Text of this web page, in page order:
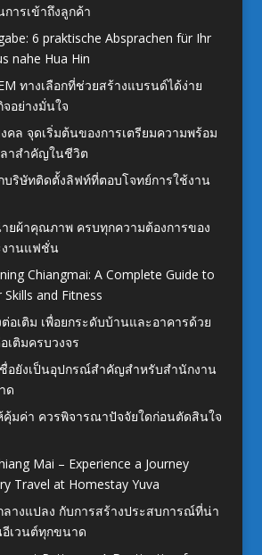
การเข้าถึงลูกค้า
6 praktische Absprachen für Ihr
nahe Hua Hin
ทางเลือกที่ช่วยสร้างแบรนด์ได้ง่าย
อย่างมั่นใจ
คล จุดเริ่มต้นของการเตรียมความพร้อม
ลาสำคัญในชีวิต
บริษัทติดตั้งลิฟท์ที่ตอบโจทย์การใช้งาน
ยผ้าคุณภาพ ครบทุกความต้องการของ
งานแฟชั่น
Chiangmai: A Complete Guide to
and Fitness
อเติม เพื่อยกระดับบ้านและอาคารด้วย
เติมครบวงจร
อยังเป็นอุปกรณ์สำคัญสำหรับสำนักงาน
ด
มค่า ควรพิจารณาปัจจัยใดก่อนตัดสินใจ
Mai – Experience a Journey
Travel at Homestay Yuva
างแปลง กับการสร้างประสบการณ์ที่น่า
เวนต์ทุกขนาด